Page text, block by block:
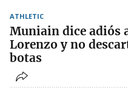
ATHLETIC
Muniain dice adiós
Lorenzo y no
botas